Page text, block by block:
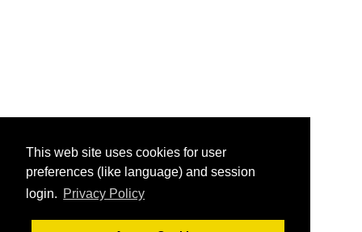
This web site uses cookies for user
preferences (like language) and session
login. Privacy Policy